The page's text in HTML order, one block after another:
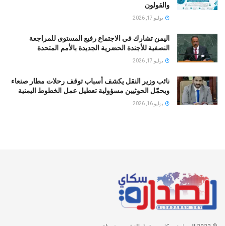
والقولون
يوليو 17, 2026
اليمن تشارك في الاجتماع رفيع المستوى للمراجعة
النصفية للأجندة الحضرية الجديدة بالأمم المتحدة
يوليو 17, 2026
نائب وزير النقل يكشف أسباب توقف رحلات مطار صنعاء
ويحمّل الحوثيين مسؤولية تعطيل عمل الخطوط اليمنية
يوليو 16, 2026